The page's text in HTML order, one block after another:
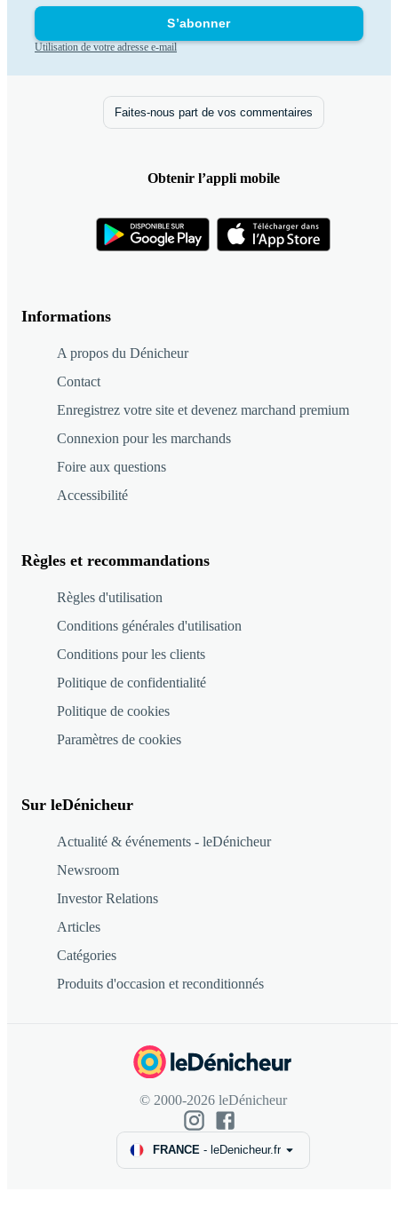
S’abonner
Utilisation de votre adresse e-mail
Informations
A propos du Dénicheur
Contact
Enregistrez votre site et devenez marchand premium
Connexion pour les marchands
Foire aux questions
Accessibilité
Règles et recommandations
Règles d'utilisation
Conditions générales d'utilisation
Conditions pour les clients
Politique de confidentialité
Politique de cookies
Paramètres de cookies
Sur leDénicheur
Actualité & événements - leDénicheur
Newsroom
Investor Relations
Articles
Catégories
Produits d'occasion et reconditionnés
Faites-nous part de vos commentaires
Obtenir l’appli mobile
© 2000-2026 leDénicheur
FRANCE - leDenicheur.fr